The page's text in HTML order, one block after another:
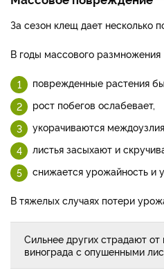
За сезон клещ дает несколько
В годы массового размножения
поврежденные растения
рост побегов ослабевает,
укорачиваются
листья засыхают и
снижается урожайность и
В тяжелых случаях потери
Сильнее других страдают от
винограда с опушенными